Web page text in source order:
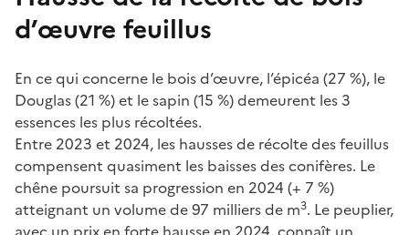
d’œuvre feuillus
En ce qui concerne le bois d’œuvre, l’épicéa (27 %), le
Douglas (21 %) et le sapin (15 %) demeurent les 3
essences les plus récoltées.
Entre 2023 et 2024, les hausses de récolte des feuillus
compensent quasiment les baisses des conifères. Le
chêne poursuit sa progression en 2024 (+ 7 %)
atteignant un volume de 97 milliers de m3. Le peuplier,